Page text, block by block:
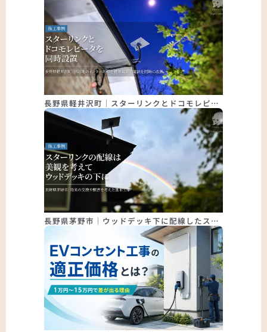
長野県軽井沢町｜スターリンクとドコモレピ…
長野県茅野市｜ウッドデッキ下に配線したス…